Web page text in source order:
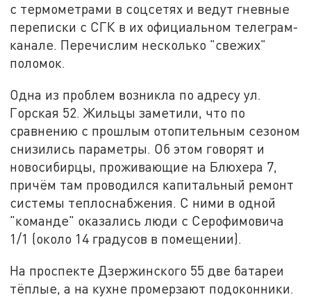
с термометрами в соцсетях и ведут гневные
переписки с СГК в их официальном телеграм-
канале. Перечислим несколько "свежих"
поломок.
Одна из проблем возникла по адресу ул.
Горская 52. Жильцы заметили, что по
сравнению с прошлым отопительным сезоном
снизились параметры. Об этом говорят и
новосибирцы, проживающие на Блюхера 7,
причём там проводился капитальный ремонт
системы теплоснабжения. С ними в одной
"команде" оказались люди с Серофимовича
1/1 (около 14 градусов в помещении).
На проспекте Дзержинского 55 две батареи
тёплые, а на кухне промерзают подоконники.